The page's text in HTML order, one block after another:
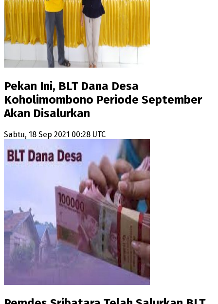
Pekan Ini, BLT Dana Desa
Koholimombono Periode September
Akan Disalurkan
Sabtu, 18 Sep 2021 00:28 UTC